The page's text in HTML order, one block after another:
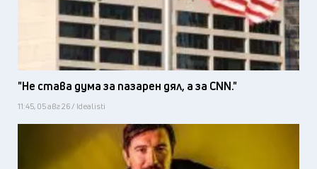
"Не става дума за пазарен дял, а за CNN."
11:45, 05 авг 26 / Idealisti